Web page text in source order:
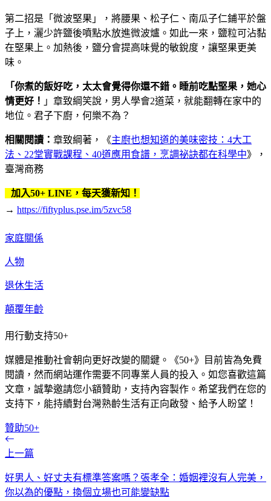
第二招是「微波堅果」，將腰果、松子仁、南瓜子仁鋪平於盤
子上，灑少許鹽後噴點水放進微波爐。如此一來，鹽粒可沾黏
在堅果上。加熱後，鹽分會提高味覺的敏銳度，讓堅果更美
味。
「你煮的飯好吃，太太會覺得你還不錯。睡前吃點堅果，她心
情更好！ 」章致綱笑說，男人學會2道菜，就能翻轉在家中的
地位。君子下廚，何樂不為？
相關閱讀： 章致綱著，《主廚也想知道的美味密技：4大工
法、22堂實戰課程、40道應用食譜，烹調祕訣都在科學中》，
臺灣商務
加入50+ LINE，每天獲新知！
→ https://fiftyplus.pse.im/5zvc58
家庭關係
人物
退休生活
顛覆年齡
用行動支持50+
媒體是推動社會朝向更好改變的關鍵。《50+》目前皆為免費
閱讀，然而網站運作需要不同專業人員的投入。如您喜歡這篇
文章，誠摯邀請您小額贊助，支持內容製作。希望我們在您的
支持下，能持續對台灣熟齡生活有正向啟發、給予人盼望！
贊助50+
上一篇
好男人、好丈夫有標準答案嗎？張孝全：婚姻裡沒有人完美，
你以為的優點，換個立場也可能變缺點